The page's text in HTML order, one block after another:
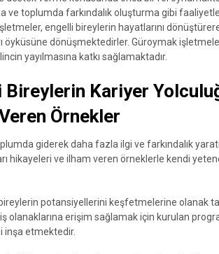
ve toplumda farkındalık oluşturma gibi
engelli bireylerin hayatlarını
öyküsüne dönüşmektedirler. Güroymak
yayılmasına katkı sağlamaktadır.
Bireylerin Kariyer
Örnekler
giderek daha fazla ilgi ve farkındalık
hikayeleri ve ilham veren örneklerle kendi
potansiyellerini keşfetmelerine olanak
olanaklarına erişim sağlamak için kurulan
inşa etmektedir.